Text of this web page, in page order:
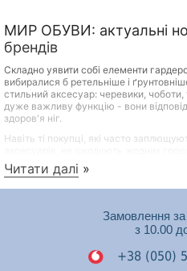
МИР ОБУВИ: актуальні
брендів
Складно уявити собі елементи
вибиралися б ретельніше і
стильний аксесуар: черевики, чоботи,
дуже важливу функцію - вони
здоров'я ніг.
Навіть ті покупці, які часто
практичним та продуманим підходом.
всім:
Довговічність
правильному догляді
Сприятливий вплив на
Читати далі »
Замовлення
з 10.00
+38 (050)